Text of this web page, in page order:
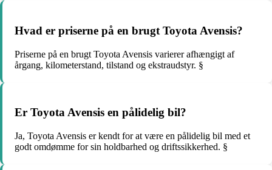
Hvad er priserne på en brugt Toyota Avensis?
Priserne på en brugt Toyota Avensis varierer afhængigt af
årgang, kilometerstand, tilstand og ekstraudstyr. §
Er Toyota Avensis en pålidelig bil?
Ja, Toyota Avensis er kendt for at være en pålidelig bil med et
godt omdømme for sin holdbarhed og driftssikkerhed. §